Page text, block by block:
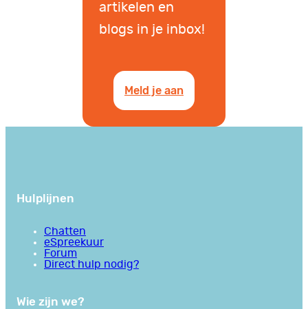
artikelen en
blogs in je inbox!
Meld je aan
Hulplijnen
Chatten
eSpreekuur
Forum
Direct hulp nodig?
Wie zijn we?